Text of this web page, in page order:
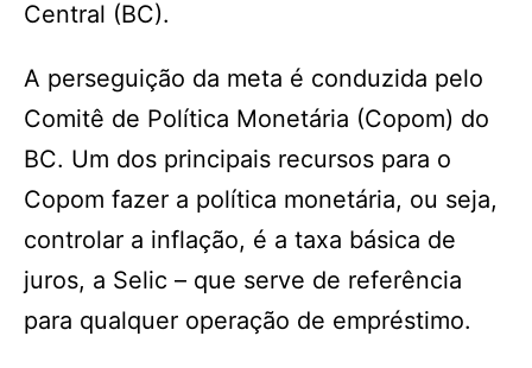
Central (BC).
A perseguição da meta é conduzida pelo
Comitê de Política Monetária (Copom) do
BC. Um dos principais recursos para o
Copom fazer a política monetária, ou seja,
controlar a inflação, é a taxa básica de
juros, a Selic – que serve de referência
para qualquer operação de empréstimo.